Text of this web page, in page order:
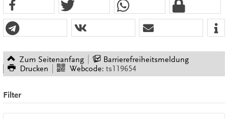
Zum Seitenanfang
Barrierefreiheitsmeldung
Drucken
Webcode: ts119654
Filter